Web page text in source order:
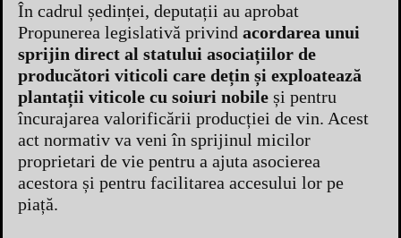
În cadrul ședinței, deputații au aprobat
Propunerea legislativă privind acordarea unui
sprijin direct al statului asociațiilor de
producători viticoli care dețin și exploatează
plantații viticole cu soiuri nobile și pentru
încurajarea valorificării producției de vin. Acest
act normativ va veni în sprijinul micilor
proprietari de vie pentru a ajuta asocierea
acestora și pentru facilitarea accesului lor pe
piață.